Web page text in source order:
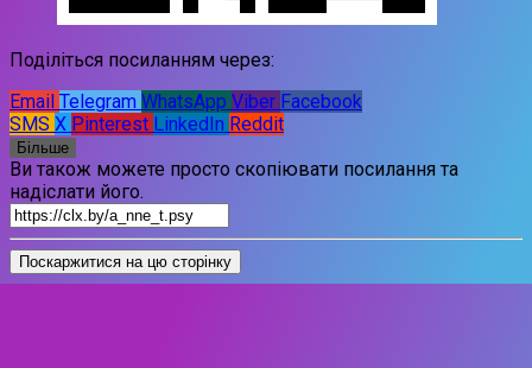
Поділіться посиланням через:
Email Telegram WhatsApp Viber Facebook
SMS X Pinterest LinkedIn Reddit
Більше
Ви також можете просто скопіювати посилання та
надіслати його.
Поскаржитися на цю сторінку